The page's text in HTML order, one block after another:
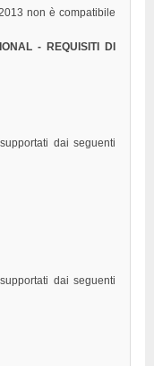
non è compatibile
- REQUISITI DI
dai seguenti
dai seguenti